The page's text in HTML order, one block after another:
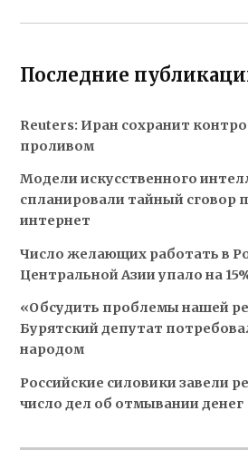
Последние
Reuters: Иран сохранит
проливом
Модели искусственного
спланировали тайный сговор
интернет
Число желающих работать в
Центральной Азии упало на
«Обсудить проблемы нашей
Бурятский депутат
народом
Российские силовики завели
число дел об отмывании денег